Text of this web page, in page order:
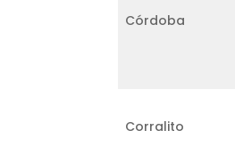
Córdoba
Corralito